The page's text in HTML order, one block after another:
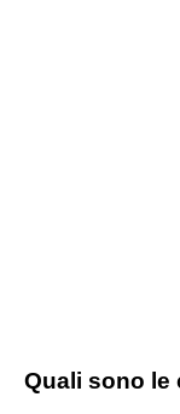
Quali sono le